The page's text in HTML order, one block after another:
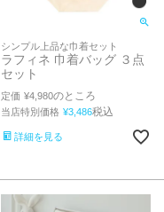
シンプル上品な巾着セット
ラフィネ 巾着バッグ ３点
セット
定価 ¥4,980のところ
当店特別価格 ¥3,486税込
詳細を見る